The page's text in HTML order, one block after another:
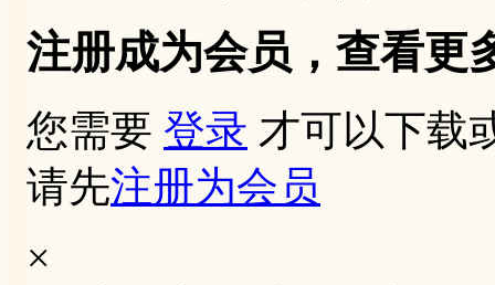
注册成为会员，查看更
您需要 登录 才可以下载
请先注册为会员
×